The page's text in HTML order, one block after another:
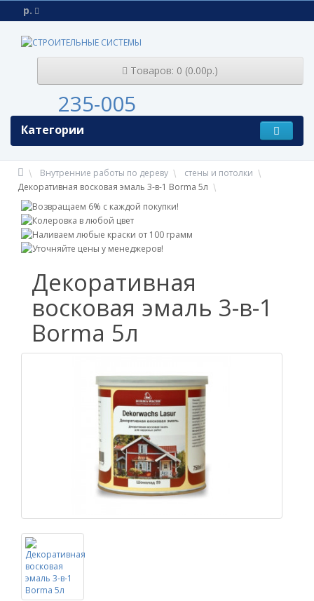
р.
Товаров: 0 (0.00р.)
235-005
Категории
Внутренние работы по дереву
стены и потолки
Декоративная восковая эмаль 3-в-1 Borma 5л
Декоративная
восковая эмаль 3-в-1
Borma 5л